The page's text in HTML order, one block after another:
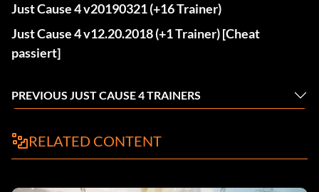
Just Cause 4 v20190321 (+16 Trainer)
Just Cause 4 v12.20.2018 (+1 Trainer) [Cheat
passiert]
PREVIOUS JUST CAUSE 4 TRAINERS
RELATED CONTENT